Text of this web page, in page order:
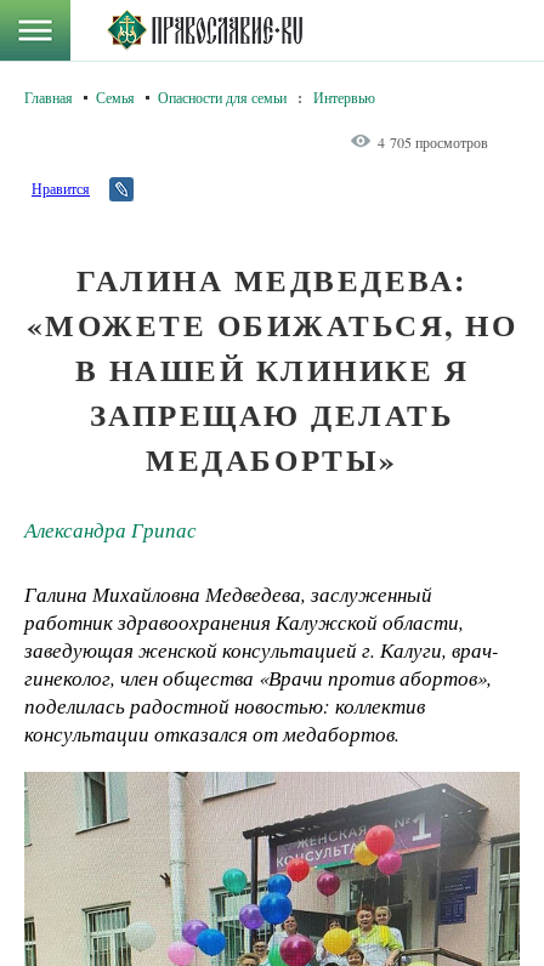
Главная Семья Опасности для семьи : Интервью
4 705 просмотров
Нравится
ГАЛИНА МЕДВЕДЕВА:
«МОЖЕТЕ ОБИЖАТЬСЯ, НО
В НАШЕЙ КЛИНИКЕ Я
ЗАПРЕЩАЮ ДЕЛАТЬ
МЕДАБОРТЫ»
Александра Грипас
Галина Михайловна Медведева, заслуженный
работник здравоохранения Калужской области,
заведующая женской консультацией г. Калуги, врач-
гинеколог, член общества «Врачи против абортов»,
поделилась радостной новостью: коллектив
консультации отказался от медабортов.